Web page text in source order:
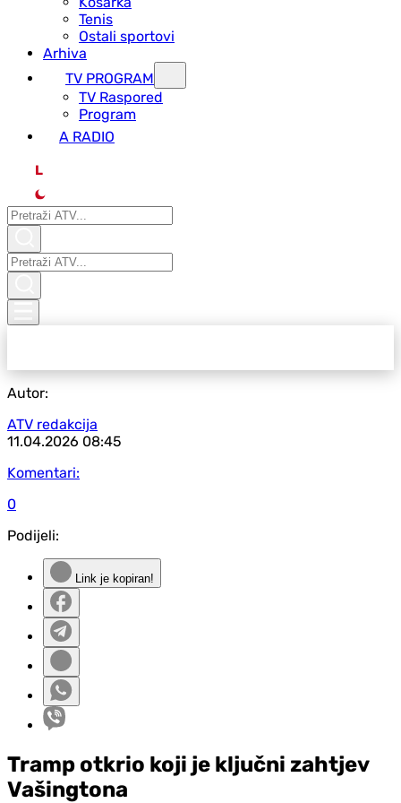
Tenis
Ostali sportovi
Arhiva
TV PROGRAM
ТV Raspored
Program
A RADIO
L
Autor:
ATV redakcija
11.04.2026 08:45
Komentari:
0
Podijeli:
Link je kopiran!
Tramp otkrio koji je ključni zahtjev
Vašingtona